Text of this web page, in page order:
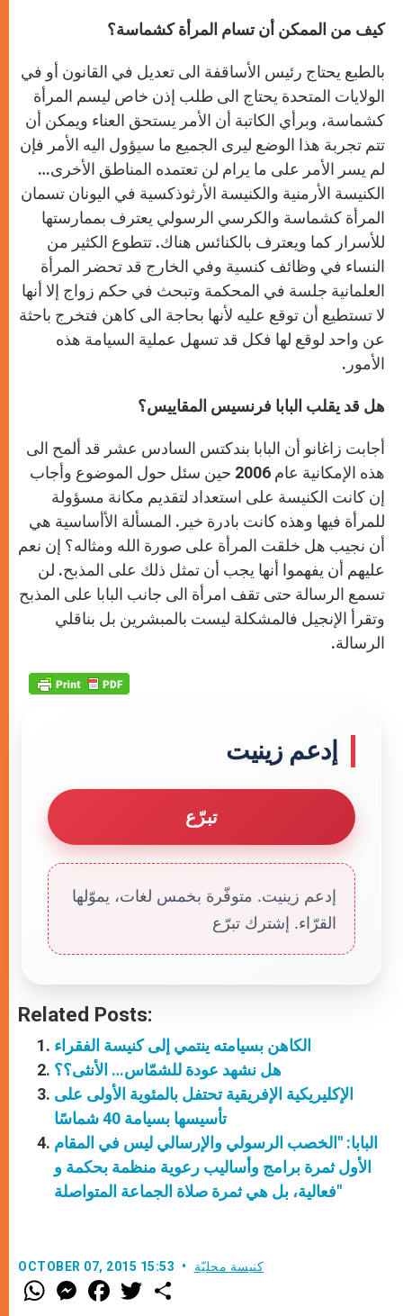
كيف من الممكن أن تسام المرأة كشماسة؟
بالطبع يحتاج رئيس الأساقفة الى تعديل في القانون أو في
الولايات المتحدة يحتاج الى طلب إذن خاص ليسم المرأة
كشماسة، وبرأي الكاتبة أن الأمر يستحق العناء ويمكن أن
تتم تجربة هذا الوضع ليرى الجميع ما سيؤول اليه الأمر فإن
لم يسر الأمر على ما يرام لن تعتمده المناطق الأخرى…
الكنيسة الأرمنية والكنيسة الأرثوذكسية في اليونان تسمان
المرأة كشماسة والكرسي الرسولي يعترف بممارستها
للأسرار كما ويعترف بالكنائس هناك. تتطوع الكثير من
النساء في وظائف كنسية وفي الخارج قد تحضر المرأة
العلمانية جلسة في المحكمة وتبحث في حكم زواج إلا أنها
لا تستطيع أن توقع عليه لأنها بحاجة الى كاهن فتخرج باحثة
عن واحد لوقع لها فكل قد تسهل عملية السيامة هذه
الأمور.
هل قد يقلب البابا فرنسيس المقاييس؟
أجابت زاغانو أن البابا بندكتس السادس عشر قد ألمح الى
هذه الإمكانية عام 2006 حين سئل حول الموضوع وأجاب
إن كانت الكنيسة على استعداد لتقديم مكانة مسؤولة
للمرأة فيها وهذه كانت بادرة خير. المسألة الأأساسية هي
أن نجيب هل خلقت المرأة على صورة الله ومثاله؟ إن نعم
عليهم أن يفهموا أنها يجب أن تمثل ذلك على المذبح. لن
تسمع الرسالة حتى تقف امرأة الى جانب البابا على المذبح
وتقرأ الإنجيل فالمشكلة ليست بالمبشرين بل بناقلي
الرسالة.
إدعم زينيت
تبرّع
إدعم زينيت. متوفّرة بخمس لغات، يموّلها
القرّاء. إشترك تبرّع
Related Posts:
الكاهن بسيامته ينتمي إلى كنيسة الفقراء
هل نشهد عودة للشمّاس… الأنثى؟؟
الإكليريكية الإفريقية تحتفل بالمئوية الأولى على
تأسيسها بسيامة 40 شماسًا
البابا: "الخصب الرسولي والإرسالي ليس في المقام
الأول ثمرة برامج وأساليب رعوية منظمة بحكمة و
فعالية، بل هي ثمرة صلاة الجماعة المتواصلة"
OCTOBER 07, 2015 15:53 كنيسة محليّة
W
h
M
e
F
a
T
w